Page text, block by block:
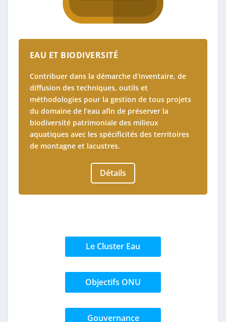
EAU ET BIODIVERSITÉ
Contribuer dans la démarche d’inventaire, de
diffusion des techniques, outils et
méthodologies pour la gestion de tous projets
du domaine de l’eau afin de préserver la
biodiversité patrimoniale des milieux
aquatiques avec les spécificités des territoires
de montagne et lacustres.
Détails
Le Cluster Eau
Objectifs ONU
Gouvernance